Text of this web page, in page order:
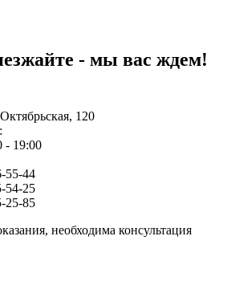
- мы вас ждем!
120
- 19:00
55-44
54-25
25-85
необходима консультация